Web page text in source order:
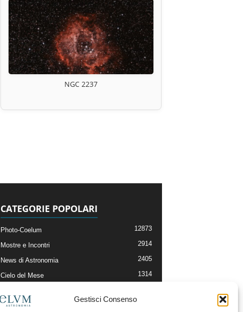
Gestisci Consenso
NGC 2237
CATEGORIE POPOLARI
Photo-Coelum 12873
Mostre e Incontri 2914
News di Astronomia 2405
Cielo del Mese 1314
Articoli e Risorse On-Line